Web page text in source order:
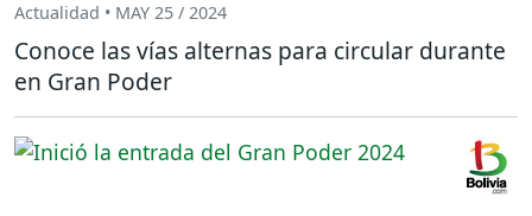
Actualidad • MAY 25 / 2024
Conoce las vías alternas para circular durante
en Gran Poder